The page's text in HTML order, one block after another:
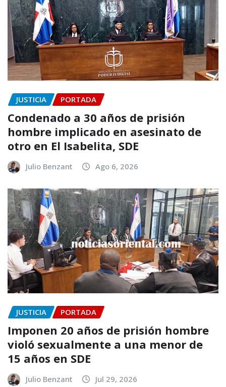
JUSTICIA PORTADA
Condenado a 30 años de prisión
hombre implicado en asesinato de
otro en El Isabelita, SDE
Julio Benzant Ago 6, 2026
JUSTICIA PORTADA
Imponen 20 años de prisión hombre
violó sexualmente a una menor de
15 años en SDE
Julio Benzant Jul 29, 2026